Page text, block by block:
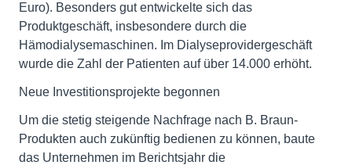
Euro). Besonders gut entwickelte sich das
Produktgeschäft, insbesondere durch die
Hämodialysemaschinen. Im Dialyseprovidergeschäft
wurde die Zahl der Patienten auf über 14.000 erhöht.
Neue Investitionsprojekte begonnen
Um die stetig steigende Nachfrage nach B. Braun-
Produkten auch zukünftig bedienen zu können, baute
das Unternehmen im Berichtsjahr die